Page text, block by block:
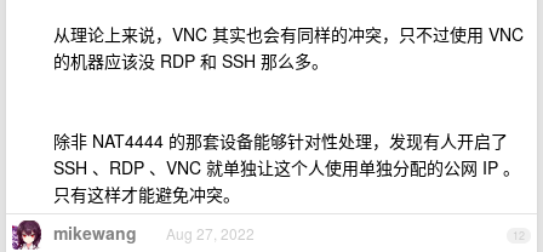
从理论上来说，VNC 其实也会有同样的冲突，只不过使用 VNC
的机器应该没 RDP 和 SSH 那么多。
除非 NAT4444 的那套设备能够针对性处理，发现有人开启了
SSH 、RDP 、VNC 就单独让这个人使用单独分配的公网 IP 。
只有这样才能避免冲突。
12
mikewang Aug 27, 2022